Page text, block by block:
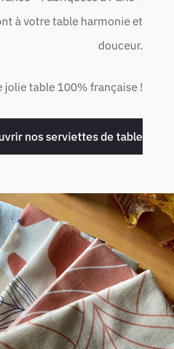
à votre table harmonie et
douceur.
jolie table 100% française !
nos serviettes de table